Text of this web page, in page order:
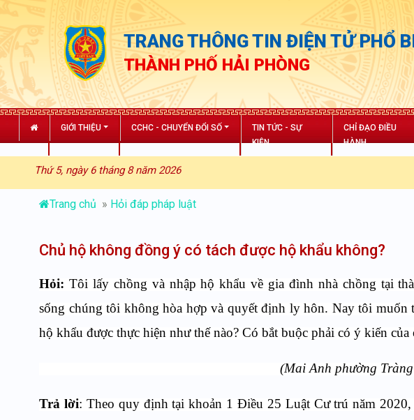
TRANG THÔNG TIN ĐIỆN TỬ PHỔ
THÀNH PHỐ HẢI PHÒNG
GIỚI THIỆU CCHC - CHUYỂN ĐỔI SỐ
TIN TỨC - SỰ
KIỆN
CHỈ ĐẠO ĐIỀU
HÀNH
Thứ 5, ngày 6 tháng 8 năm 2026
Trang chủ » Hỏi đáp pháp luật
Chủ hộ không đồng ý có tách được hộ khẩu không?
Hỏi: Tôi lấy chồng và nhập hộ khẩu về gia đình nhà chồng tại
sống chúng tôi không hòa hợp và quyết định ly hôn. Nay tôi muốn
hộ khẩu được thực hiện như thế nào? Có bắt buộc phải có ý kiến
(Mai Anh phường
Trả lời: Theo quy định tại khoản 1 Điều 25 Luật Cư trú năm